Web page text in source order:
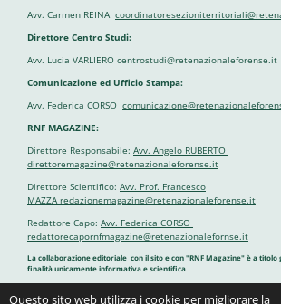
Questo sito web utilizza i cookie per migliorare la
Avv. Carmen REINA
Direttore Centro Studi:
Avv. Lucia VARLIERO centrostudi@retenazionaleforense.it
Comunicazione ed Ufficio Stampa:
Avv. Federica CORSO
RNF MAGAZINE:
Direttore Responsabile: Avv. Angelo RUBERTO
direttoremagazine@retenazionaleforense.it
Direttore Scientifico: Avv. Prof. Francesco
MAZZA redazionemagazine@retenazionaleforense.it
Redattore Capo: Avv. Federica CORSO
redattorecapornfmagazine@retenazionalefornse.it
La collaborazione editoriale con il sito e con "RNF Magazine" è a
finalità unicamente informativa e scientifica
Fornito daWebador